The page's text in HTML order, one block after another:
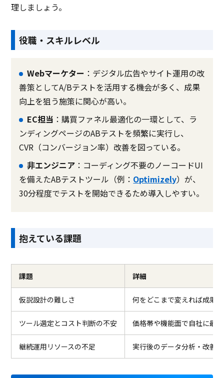
理しましょう。
役職・スキルレベル
Webマーケター ：デジタル広告やサイト運用の改
善策としてA/Bテストを活用する機会が多く、成果
向上を狙う施策に関心が高い。
EC担当 ：購買ファネル最適化の一環として、ラ
ンディングページのABテストを頻繁に実行し、
CVR（コンバージョン率）改善を図っている。
非エンジニア ：コーディング不要のノーコードUI
を備えたABテストツール（例： Optimizely）が、
30分程度でテストを開始できるため導入しやすい。
抱えている課題
課題 詳細
仮説設計の難しさ 何をどこまで変えれば成果
ツール選定とコスト判断の不安 価格帯や機能面で自社に最
継続運用リソースの不足 実行後のデータ分析・改善